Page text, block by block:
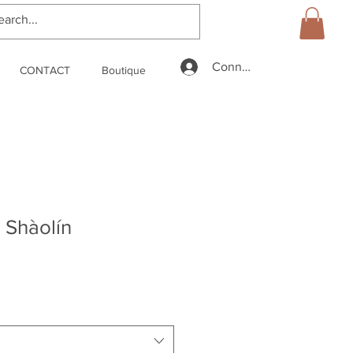
CONTACT Boutique Connexion
Shàolín